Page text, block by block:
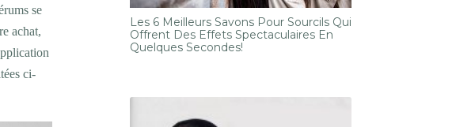
se
achat,
ci-
Les 6 Meilleurs Savons Pour Sourcils Qui
Offrent Des Effets Spectaculaires En
Quelques Secondes!